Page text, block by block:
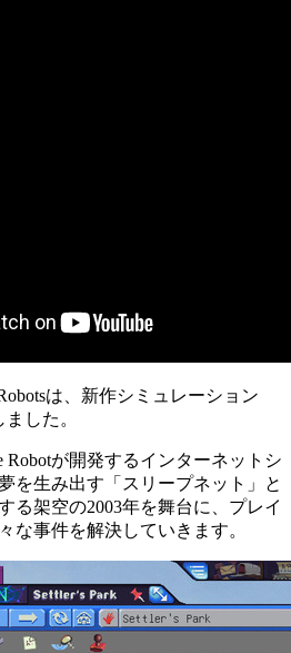
は、新作シミュレーション
した。
Robotが開発するインターネットシ
を生み出す「スリープネット」と
る架空の2003年を舞台に、プレイ
な事件を解決していきます。